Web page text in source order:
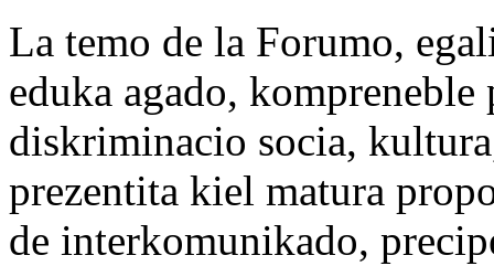
La temo de la Forumo,
eduka agado,
diskriminacio socia,
prezentita kiel matura
de interkomunikado,